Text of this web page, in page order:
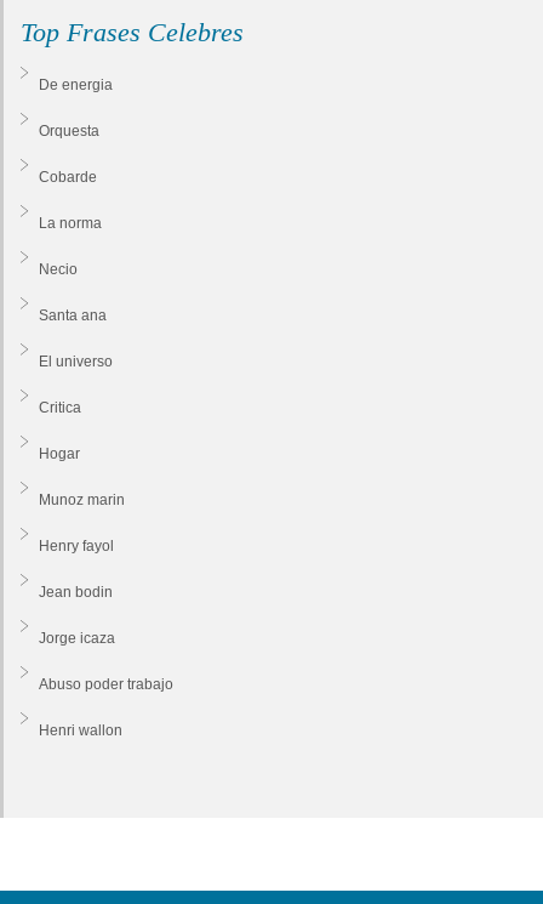
Top Frases Celebres
De energia
Orquesta
Cobarde
La norma
Necio
Santa ana
El universo
Critica
Hogar
Munoz marin
Henry fayol
Jean bodin
Jorge icaza
Abuso poder trabajo
Henri wallon